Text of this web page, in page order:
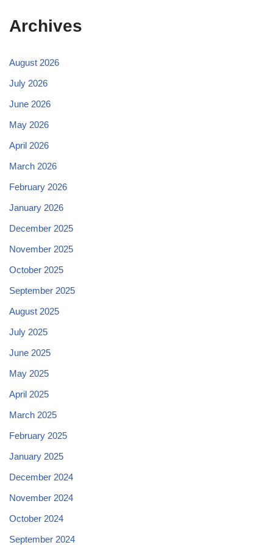
Archives
August 2026
July 2026
June 2026
May 2026
April 2026
March 2026
February 2026
January 2026
December 2025
November 2025
October 2025
September 2025
August 2025
July 2025
June 2025
May 2025
April 2025
March 2025
February 2025
January 2025
December 2024
November 2024
October 2024
September 2024